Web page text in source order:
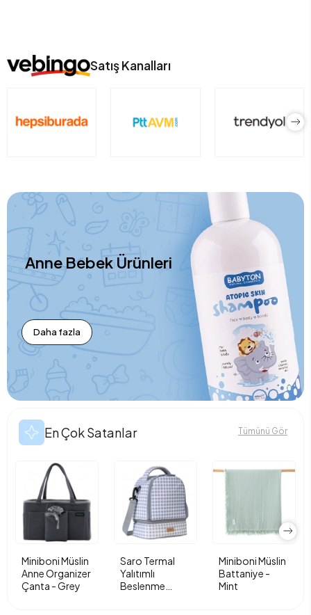
Satış Kanalları
Anne Bebek Ürünleri
Daha fazla
En Çok Satanlar Tümünü Gör
Miniboni Müslin
Anne Organizer
Çanta - Grey
Saro Termal
Yalıtımlı
Beslenme
Miniboni Müslin
Battaniye -
Mint